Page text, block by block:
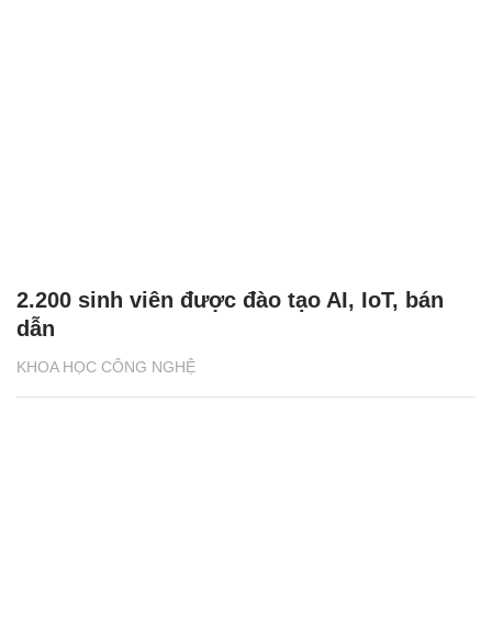
KHOA HỌC CÔNG NGHỆ
2.200 sinh viên được đào tạo AI, IoT, bán
dẫn